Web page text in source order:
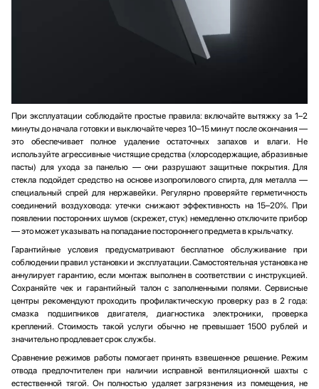
При эксплуатации соблюдайте простые правила: включайте вытяжку за 1–2
минуты до начала готовки и выключайте через 10–15 минут после окончания —
это обеспечивает полное удаление остаточных запахов и влаги. Не
используйте агрессивные чистящие средства (хлорсодержащие, абразивные
пасты) для ухода за панелью — они разрушают защитные покрытия. Для
стекла подойдет средство на основе изопропилового спирта, для металла —
специальный спрей для нержавейки. Регулярно проверяйте герметичность
соединений воздуховода: утечки снижают эффективность на 15–20%. При
появлении посторонних шумов (скрежет, стук) немедленно отключите прибор
— это может указывать на попадание постороннего предмета в крыльчатку.
Гарантийные условия предусматривают бесплатное обслуживание при
соблюдении правил установки и эксплуатации. Самостоятельная установка не
аннулирует гарантию, если монтаж выполнен в соответствии с инструкцией.
Сохраняйте чек и гарантийный талон с заполненными полями. Сервисные
центры рекомендуют проходить профилактическую проверку раз в 2 года:
смазка подшипников двигателя, диагностика электроники, проверка
креплений. Стоимость такой услуги обычно не превышает 1500 рублей и
значительно продлевает срок службы.
Сравнение режимов работы помогает принять взвешенное решение. Режим
отвода предпочтителен при наличии исправной вентиляционной шахты с
естественной тягой. Он полностью удаляет загрязнения из помещения, не